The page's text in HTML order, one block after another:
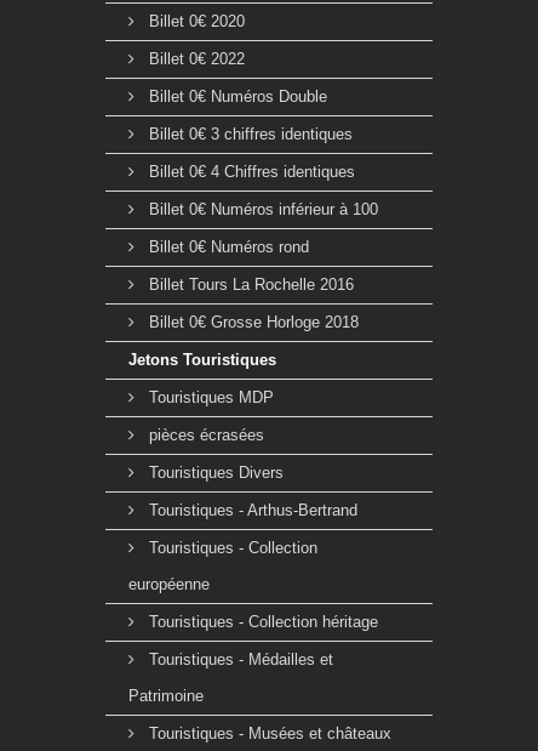
Billet 0€ 2020
Billet 0€ 2022
Billet 0€ Numéros Double
Billet 0€ 3 chiffres identiques
Billet 0€ 4 Chiffres identiques
Billet 0€ Numéros inférieur à 100
Billet 0€ Numéros rond
Billet Tours La Rochelle 2016
Billet 0€ Grosse Horloge 2018
Jetons Touristiques
Touristiques MDP
pièces écrasées
Touristiques Divers
Touristiques - Arthus-Bertrand
Touristiques - Collection
européenne
Touristiques - Collection héritage
Touristiques - Médailles et
Patrimoine
Touristiques - Musées et châteaux